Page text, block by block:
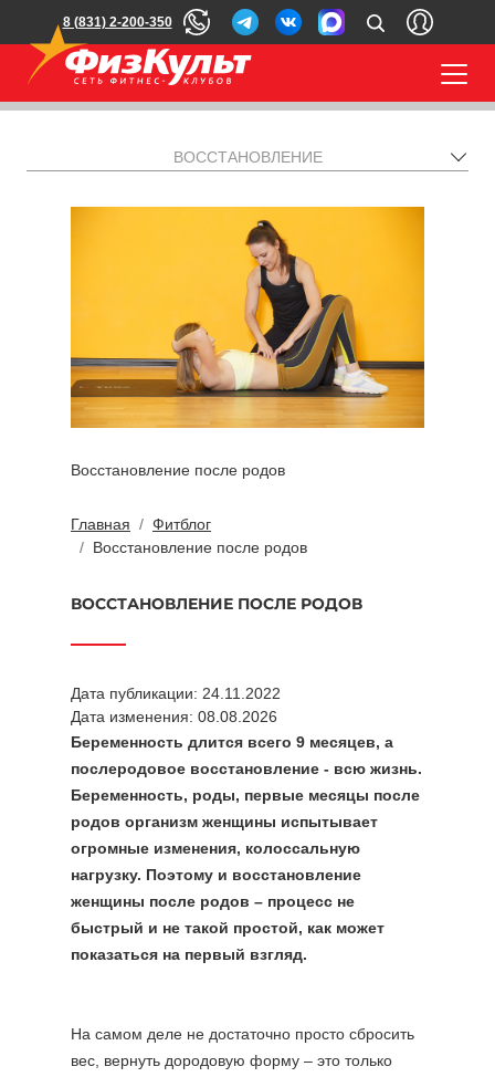
8 (831) 2-200-350
ВОССТАНОВЛЕНИЕ
Восстановление после родов
Главная
Фитблог
Восстановление после родов
ВОССТАНОВЛЕНИЕ ПОСЛЕ РОДОВ
Дата публикации: 24.11.2022
Дата изменения: 08.08.2026
Беременность длится всего 9 месяцев, а
послеродовое восстановление - всю жизнь.
Беременность, роды, первые месяцы после
родов организм женщины испытывает
огромные изменения, колоссальную
нагрузку. Поэтому и восстановление
женщины после родов – процесс не
быстрый и не такой простой, как может
показаться на первый взгляд.
На самом деле не достаточно просто сбросить
вес, вернуть дородовую форму – это только